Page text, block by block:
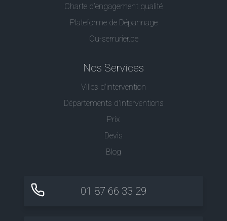
Charte d’engagement qualité
Plateforme de Dépannage
Ou-serrurier.be
Nos Services
Villes d'intervention
Départements d'interventions
Prix
Devis
Blog
01 87 66 33 29